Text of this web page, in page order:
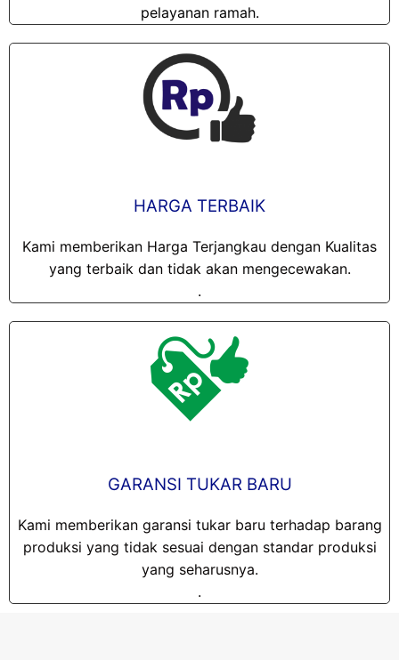
pelayanan ramah.
HARGA TERBAIK
Kami memberikan Harga Terjangkau dengan Kualitas
yang terbaik dan tidak akan mengecewakan.
.
GARANSI TUKAR BARU
Kami memberikan garansi tukar baru terhadap barang
produksi yang tidak sesuai dengan standar produksi
yang seharusnya.
.